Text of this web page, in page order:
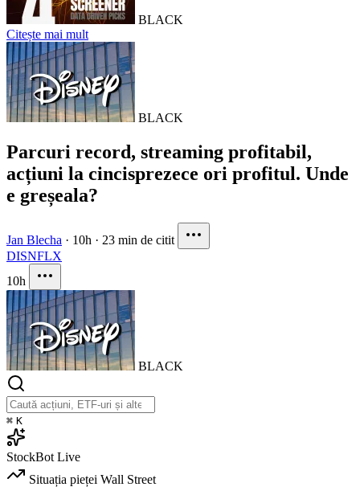
BLACK
Citește mai mult
BLACK
Parcuri record, streaming profitabil,
acțiuni la cincisprezece ori profitul. Unde
e greșeala?
Jan Blecha · 10h · 23 min de citit
DISNFLX
10h
BLACK
⌘ K
StockBot Live
Situația pieței Wall Street